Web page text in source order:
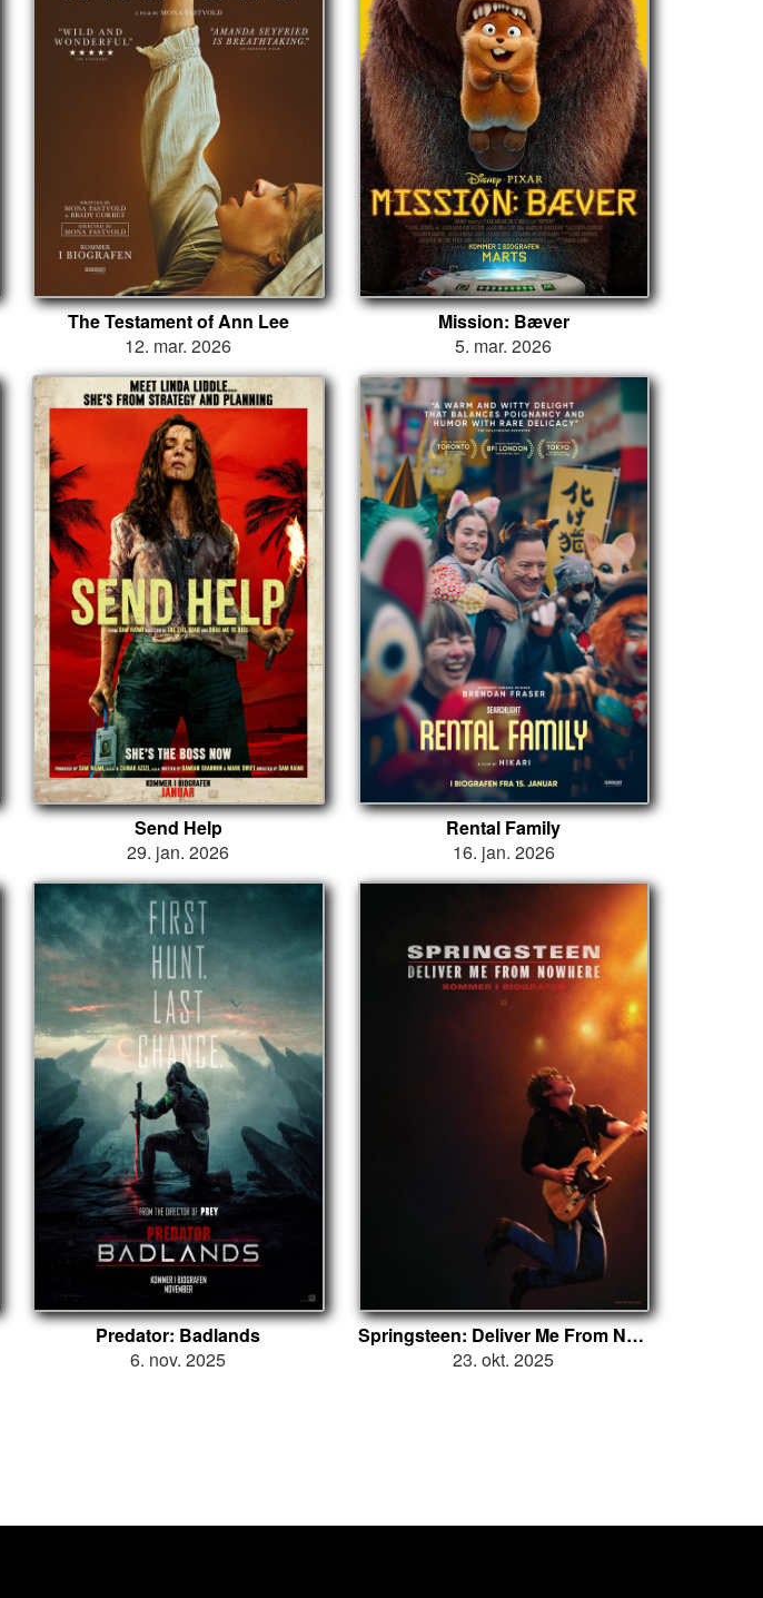
The Testament of Ann Lee
12. mar. 2026
Mission: Bæver
5. mar. 2026
Send Help
29. jan. 2026
Rental Family
16. jan. 2026
Predator: Badlands
6. nov. 2025
Springsteen: Deliver Me From Nowhere
23. okt. 2025